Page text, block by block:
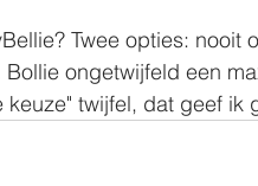
Twee opties: nooit
ongetwijfeld een
twijfel, dat geef ik